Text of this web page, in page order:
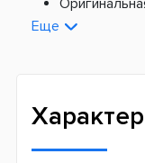
Новая почта -
поставщиков
Еще